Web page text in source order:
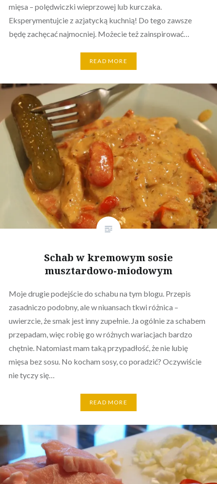
mięsa – polędwiczki wieprzowej lub kurczaka.
Eksperymentujcie z azjatycką kuchnią! Do tego zawsze
będę zachęcać najmocniej. Możecie też zainspirować…
READ MORE
Schab w kremowym sosie
musztardowo-miodowym
Moje drugie podejście do schabu na tym blogu. Przepis
zasadniczo podobny, ale w niuansach tkwi różnica –
uwierzcie, że smak jest inny zupełnie. Ja ogólnie za schabem
przepadam, więc robię go w różnych wariacjach bardzo
chętnie. Natomiast mam taką przypadłość, że nie lubię
mięsa bez sosu. No kocham sosy, co poradzić? Oczywiście
nie tyczy się…
READ MORE